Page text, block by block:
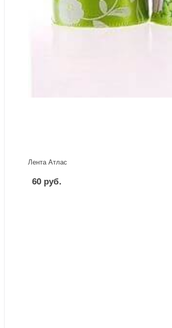
Лента Атлас
60 руб.